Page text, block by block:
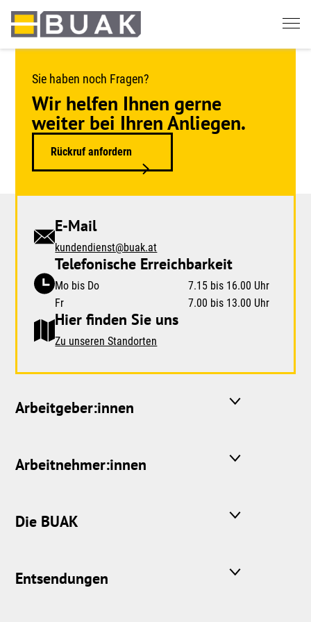
Springe
zum
Sie haben noch Fragen?
Wir helfen Ihnen gerne
weiter bei Ihren Anliegen.
Rückruf anfordern
E-Mail
kundendienst@buak.at
Telefonische Erreichbarkeit
Mo bis Do
7.15 bis 16.00 Uhr
Fr
7.00 bis 13.00 Uhr
Hier finden Sie uns
Zu unseren Standorten
Arbeitgeber:innen
Arbeitnehmer:innen
Die BUAK
Entsendungen